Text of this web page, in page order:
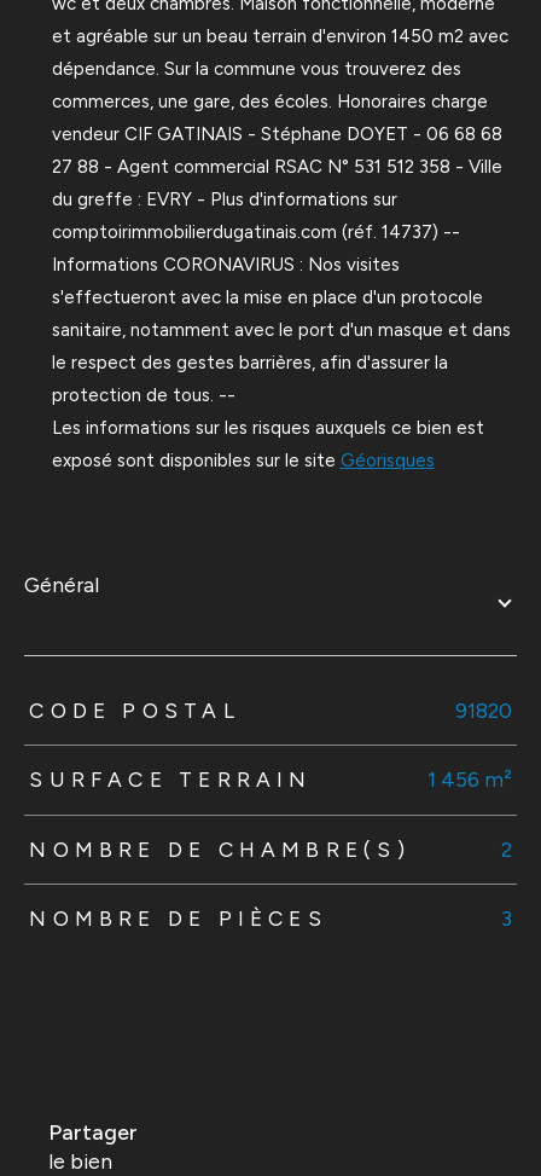
et agréable sur un beau terrain d'environ 1450 m2 avec
dépendance. Sur la commune vous trouverez des
commerces, une gare, des écoles. Honoraires charge
vendeur CIF GATINAIS - Stéphane DOYET - 06 68 68
27 88 - Agent commercial RSAC N° 531 512 358 - Ville
du greffe : EVRY - Plus d'informations sur
comptoirimmobilierdugatinais.com (réf. 14737) --
Informations CORONAVIRUS : Nos visites
s'effectueront avec la mise en place d'un protocole
sanitaire, notamment avec le port d'un masque et dans
le respect des gestes barrières, afin d'assurer la
protection de tous. --
Les informations sur les risques auxquels ce bien est
exposé sont disponibles sur le site Géorisques
général
TRAD_ZEPHYR_Caracteristique TRAD_ZEPHYR_Valeurs
CODE POSTAL 91820
SURFACE TERRAIN 1 456 m²
NOMBRE DE CHAMBRE(S) 2
NOMBRE DE PIÈCES 3
partager
le bien